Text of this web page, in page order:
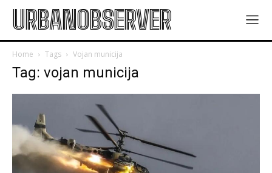
URBANOBSERVER
Home Tags Vojan municija
Tag: vojan municija